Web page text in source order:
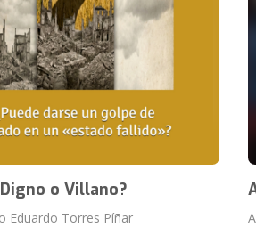
o Villano?
Eduardo Torres Píñar